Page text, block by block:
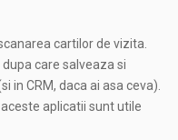
cartilor de vizita.
care salveaza si
in CRM, daca ai asa ceva).
aplicatii sunt utile